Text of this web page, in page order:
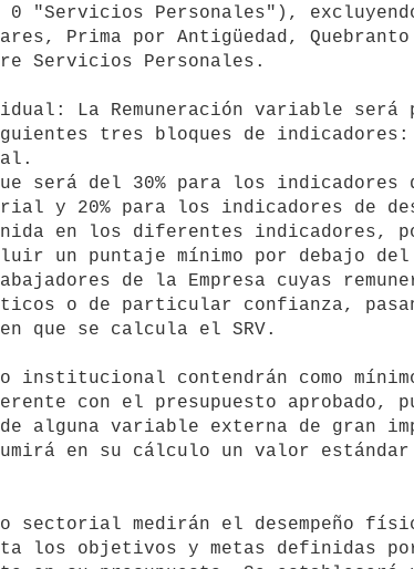
"Servicios Personales"),
Prima por Antigüedad,
Servicios Personales.
tres bloques de indicadores:
y 20% para los indicadores de
un puntaje mínimo por debajo
de la Empresa cuyas
o de particular confianza,
que se calcula el SRV.
con el presupuesto aprobado,
alguna variable externa de gran
en su cálculo un valor
los objetivos y metas definidas